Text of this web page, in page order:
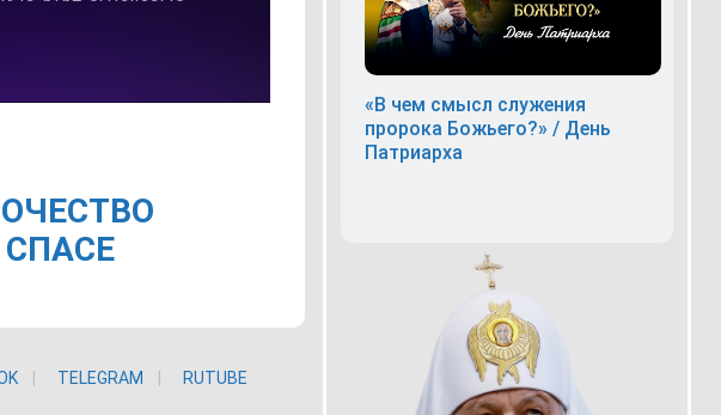
TELEGRAM RUTUBE
«В чем смысл служения
пророка Божьего?» / День
Патриарха